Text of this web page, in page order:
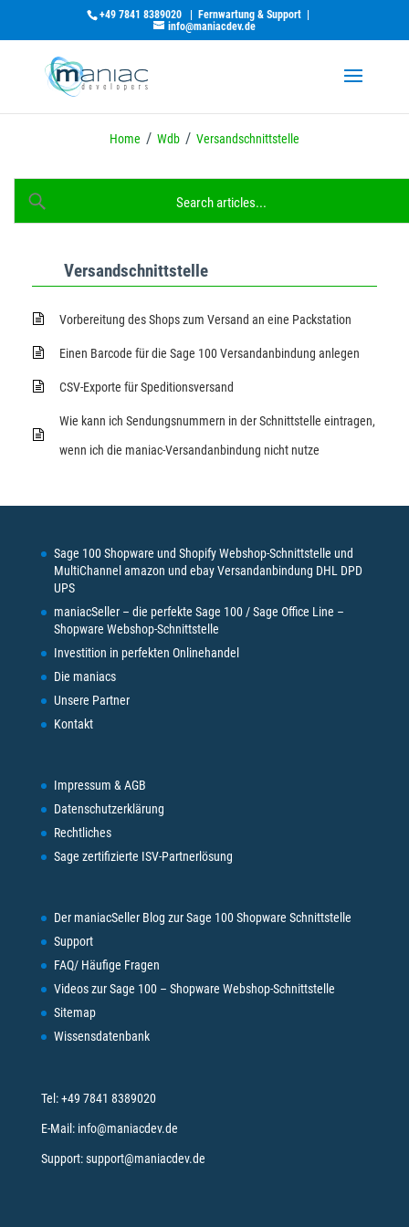
+49 7841 8389020 Fernwartung & Support
info@maniacdev.de
Home / Wdb / Versandschnittstelle
Versandschnittstelle
Vorbereitung des Shops zum Versand an eine Packstation
Einen Barcode für die Sage 100 Versandanbindung anlegen
CSV-Exporte für Speditionsversand
Wie kann ich Sendungsnummern in der Schnittstelle eintragen,
wenn ich die maniac-Versandanbindung nicht nutze
Sage 100 Shopware und Shopify Webshop-Schnittstelle und
MultiChannel amazon und ebay Versandanbindung DHL DPD
UPS
maniacSeller – die perfekte Sage 100 / Sage Office Line –
Shopware Webshop-Schnittstelle
Investition in perfekten Onlinehandel
Die maniacs
Unsere Partner
Kontakt
Impressum & AGB
Datenschutzerklärung
Rechtliches
Sage zertifizierte ISV-Partnerlösung
Der maniacSeller Blog zur Sage 100 Shopware Schnittstelle
Support
FAQ/ Häufige Fragen
Videos zur Sage 100 – Shopware Webshop-Schnittstelle
Sitemap
Wissensdatenbank
Tel:+49 7841 8389020
E-Mail: info@maniacdev.de
Support:support@maniacdev.de
Wie kann ich heute helfen?